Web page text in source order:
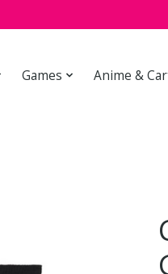
Games Anime &